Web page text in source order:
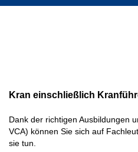
Kran einschließlich
Dank der richtigen Ausbildungen
VCA) können Sie sich auf
sie tun.